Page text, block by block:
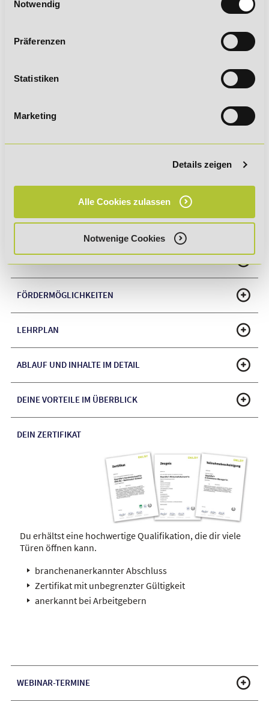
Notwendig
Präferenzen
Statistiken
Marketing
Details zeigen
Alle Cookies zulassen
Notwenige Cookies
Bildungshotline
Kontaktformular
WhatsApp
FÖRDERMÖGLICHKEITEN
LEHRPLAN
ABLAUF UND INHALTE IM DETAIL
DEINE VORTEILE IM ÜBERBLICK
DEIN ZERTIFIKAT
Du erhältst eine hochwertige Qualifikation, die dir viele
Türen öffnen kann.
branchenanerkannter Abschluss
Zertifikat mit unbegrenzter Gültigkeit
anerkannt bei Arbeitgebern
WEBINAR-TERMINE